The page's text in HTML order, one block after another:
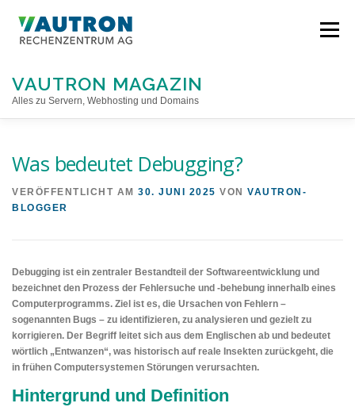
Inhalt
VAUTRON MAGAZIN
Alles zu Servern, Webhosting und Domains
Menü
Was bedeutet Debugging?
VERÖFFENTLICHT AM 30. JUNI 2025 VON VAUTRON-
BLOGGER
Debugging ist ein zentraler Bestandteil der Softwareentwicklung und
bezeichnet den Prozess der Fehlersuche und -behebung innerhalb eines
Computerprogramms. Ziel ist es, die Ursachen von Fehlern –
sogenannten Bugs – zu identifizieren, zu analysieren und gezielt zu
korrigieren. Der Begriff leitet sich aus dem Englischen ab und bedeutet
wörtlich „Entwanzen“, was historisch auf reale Insekten zurückgeht, die
in frühen Computersystemen Störungen verursachten.
Hintergrund und Definition